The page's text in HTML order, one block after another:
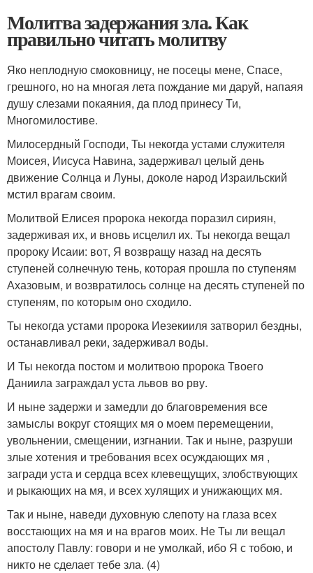
Молитва задержания зла. Как
правильно читать молитву
Яко неплодную смоковницу, не посецы мене, Спасе,
грешного, но на многая лета пождание ми даруй, напаяя
душу слезами покаяния, да плод принесу Ти,
Многомилостиве.
Милосердный Господи, Ты некогда устами служителя
Моисея, Иисуса Навина, задерживал целый день
движение Солнца и Луны, доколе народ Израильский
мстил врагам своим.
Молитвой Елисея пророка некогда поразил сириян,
задерживая их, и вновь исцелил их. Ты некогда вещал
пророку Исаии: вот, Я возвращу назад на десять
ступеней солнечную тень, которая прошла по ступеням
Ахазовым, и возвратилось солнце на десять ступеней по
ступеням, по которым оно сходило.
Ты некогда устами пророка Иезекииля затворил бездны,
останавливал реки, задерживал воды.
И Ты некогда постом и молитвою пророка Твоего
Даниила заграждал уста львов во рву.
И ныне задержи и замедли до благовремения все
замыслы вокруг стоящих мя о моем перемещении,
увольнении, смещении, изгнании. Так и ныне, разруши
злые хотения и требования всех осуждающих мя ,
загради уста и сердца всех клевещущих, злобствующих
и рыкающих на мя, и всех хулящих и унижающих мя.
Так и ныне, наведи духовную слепоту на глаза всех
восстающих на мя и на врагов моих. Не Ты ли вещал
апостолу Павлу: говори и не умолкай, ибо Я с тобою, и
никто не сделает тебе зла. (4)